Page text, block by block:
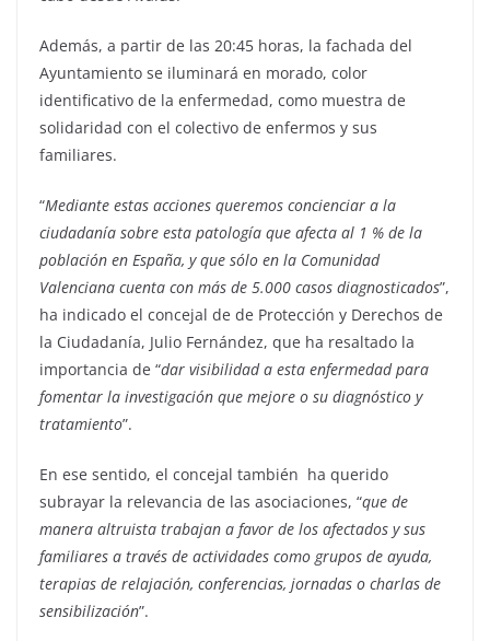
Además, a partir de las 20:45 horas, la fachada del
Ayuntamiento se iluminará en morado, color
identificativo de la enfermedad, como muestra de
solidaridad con el colectivo de enfermos y sus
familiares.
“Mediante estas acciones queremos concienciar a la
ciudadanía sobre esta patología que afecta al 1 % de la
población en España, y que sólo en la Comunidad
Valenciana cuenta con más de 5.000 casos diagnosticados”,
ha indicado el concejal de de Protección y Derechos de
la Ciudadanía, Julio Fernández, que ha resaltado la
importancia de “dar visibilidad a esta enfermedad para
fomentar la investigación que mejore o su diagnóstico y
tratamiento”.
En ese sentido, el concejal también ha querido
subrayar la relevancia de las asociaciones, “que de
manera altruista trabajan a favor de los afectados y sus
familiares a través de actividades como grupos de ayuda,
terapias de relajación, conferencias, jornadas o charlas de
sensibilización”.